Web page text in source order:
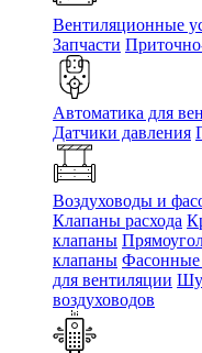
Вентиляционные
Запчасти
Автоматика для
Датчики давления
Воздуховоды и
Клапаны расхода
клапаны
клапаны Фасонные
для вентиляции
воздуховодов